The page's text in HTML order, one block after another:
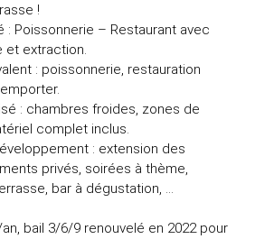
!
: Poissonnerie – Restaurant avec
et extraction.
: poissonnerie, restauration
: chambres froides, zones de
complet inclus.
: extension des
privés, soirées à thème,
bar à dégustation, ...
bail 3/6/9 renouvelé en 2022 pour